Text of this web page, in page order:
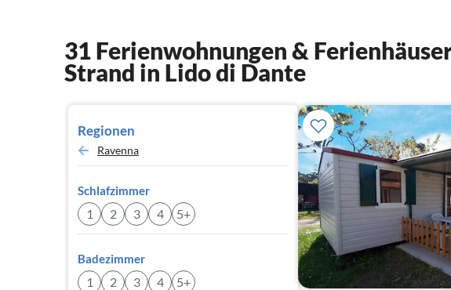
31 Ferienwohnungen &
Strand in Lido di Dante
Regionen
Ravenna
Schlafzimmer
1 2 3 4 5+
Badezimmer
1 2 3 4 5+